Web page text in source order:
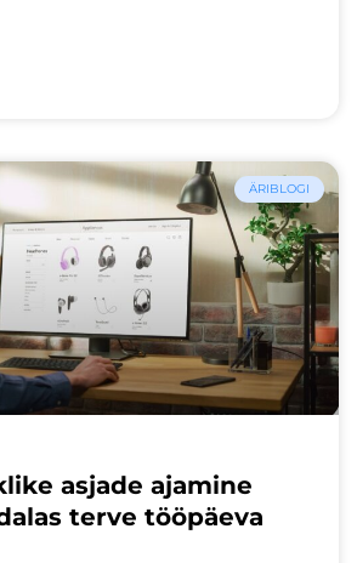
ÄRIBLOGI
asjade ajamine
terve tööpäeva